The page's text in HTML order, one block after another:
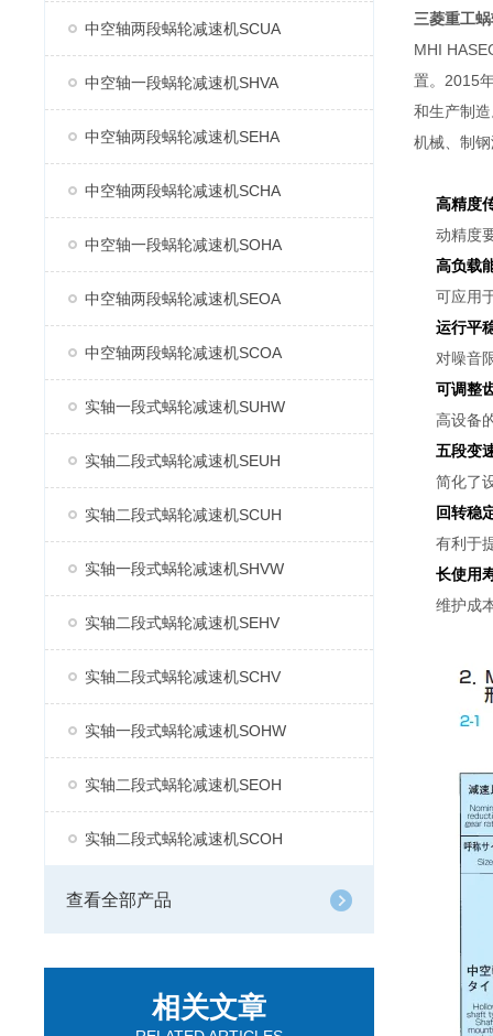
中空轴两段蜗轮减速机SCUA
中空轴一段蜗轮减速机SHVA
中空轴两段蜗轮减速机SEHA
中空轴两段蜗轮减速机SCHA
中空轴一段蜗轮减速机SOHA
中空轴两段蜗轮减速机SEOA
中空轴两段蜗轮减速机SCOA
实轴一段式蜗轮减速机SUHW
实轴二段式蜗轮减速机SEUH
实轴二段式蜗轮减速机SCUH
实轴一段式蜗轮减速机SHVW
实轴二段式蜗轮减速机SEHV
实轴二段式蜗轮减速机SCHV
实轴一段式蜗轮减速机SOHW
实轴二段式蜗轮减速机SEOH
实轴二段式蜗轮减速机SCOH
查看全部产品
相关文章
三菱重工
MHI
置。2015
和生产制
机械、制
高精度
动精度
高负载
可应用
运行平
对噪音
可调整
高设备
五段变
简化了
回转稳
有利于
长使用
维护成